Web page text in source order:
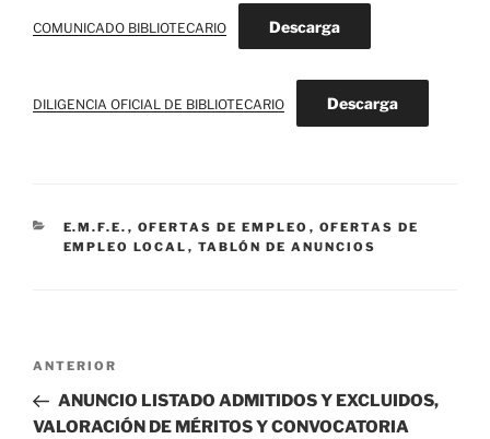
COMUNICADO BIBLIOTECARIO Descarga
DILIGENCIA OFICIAL DE BIBLIOTECARIO Descarga
CATEGORÍAS
E.M.F.E. , OFERTAS DE EMPLEO , OFERTAS DE
EMPLEO LOCAL , TABLÓN DE ANUNCIOS
Navegación
entradas
Entrada
anterior:
ANTERIOR
ANUNCIO LISTADO ADMITIDOS Y EXCLUIDOS,
VALORACIÓN DE MÉRITOS Y CONVOCATORIA